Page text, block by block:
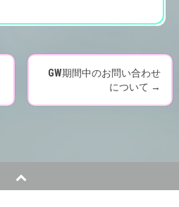
GW期間中のお問い合わせ
について →